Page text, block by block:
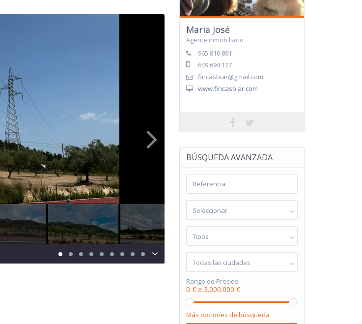
Maria José
Agente inmobiliario
965 810 891
649 694 127
fincasbiar@gmail.com
www.fincasbiar.com
BÚSQUEDA AVANZADA
Seleccionar
Tipos
Todas las ciudades
Rango de Precios:
0 € a 3.000.000 €
Más opciones de búsqueda